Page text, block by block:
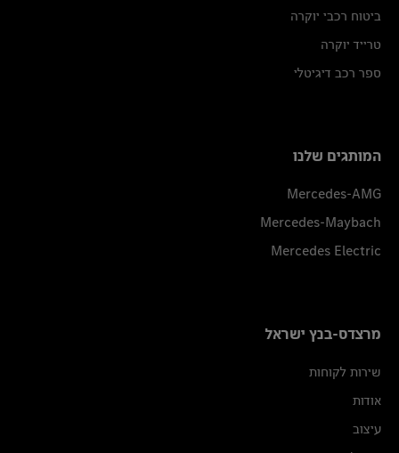
ביטוח רכבי יוקרה
טרייד יוקרה
ספר רכב דיגיטלי
המותגים שלנו
Mercedes-AMG
Mercedes-Maybach
Mercedes Electric
מרצדס-בנץ ישראל
שירות לקוחות
אודות
עיצוב